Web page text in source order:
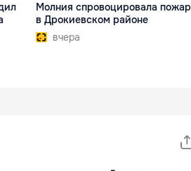
Молния спровоцировала пожар
в Дрокиевском районе
вчера